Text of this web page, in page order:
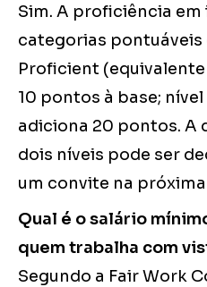
Sim. A proficiência em
categorias pontuáveis
Proficient (equivalente
10 pontos à base;
adiciona 20 pontos. A
dois níveis pode ser
um convite na
Qual é o salário
quem trabalha com
Segundo a Fair Work